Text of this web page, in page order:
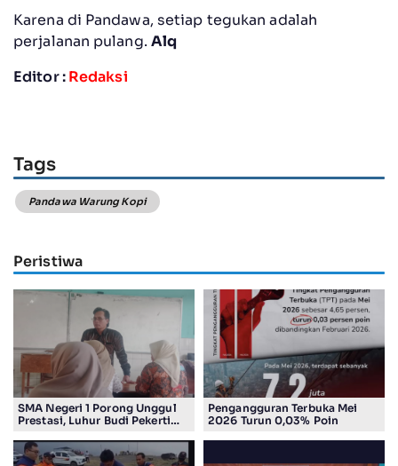
Karena di Pandawa, setiap tegukan adalah
perjalanan pulang. Alq
Editor :Redaksi
Tags
Pandawa Warung Kopi
Peristiwa
SMA Negeri 1 Porong Unggul
Prestasi, Luhur Budi Pekerti
Sosialisasi Program Sekolah
Pengangguran Terbuka Mei
2026 Turun 0,03% Poin